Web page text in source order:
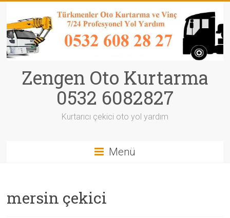
Zengen Oto Kurtarma
0532 6082827
Kurtarıcı çekici oto yol yardım
Menü
mersin çekici